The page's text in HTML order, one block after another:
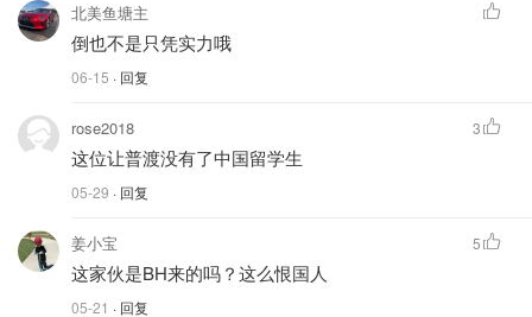
北美鱼塘主
倒也不是只凭实力哦
06-15 · 回复
rose2018
这位让普渡没有了中国留学生
05-29 · 回复
3
姜小宝
这家伙是BH来的吗？这么恨国人
05-21 · 回复
5